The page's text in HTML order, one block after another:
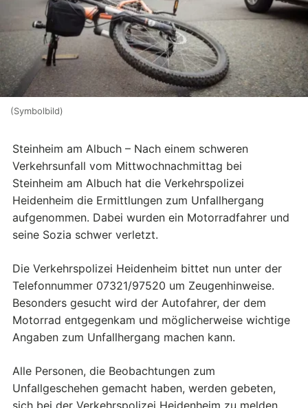
(Symbolbild)
Steinheim am Albuch – Nach einem schweren
Verkehrsunfall vom Mittwochnachmittag bei
Steinheim am Albuch hat die Verkehrspolizei
Heidenheim die Ermittlungen zum Unfallhergang
aufgenommen. Dabei wurden ein Motorradfahrer und
seine Sozia schwer verletzt.
Die Verkehrspolizei Heidenheim bittet nun unter der
Telefonnummer 07321/97520 um Zeugenhinweise.
Besonders gesucht wird der Autofahrer, der dem
Motorrad entgegenkam und möglicherweise wichtige
Angaben zum Unfallhergang machen kann.
Alle Personen, die Beobachtungen zum
Unfallgeschehen gemacht haben, werden gebeten,